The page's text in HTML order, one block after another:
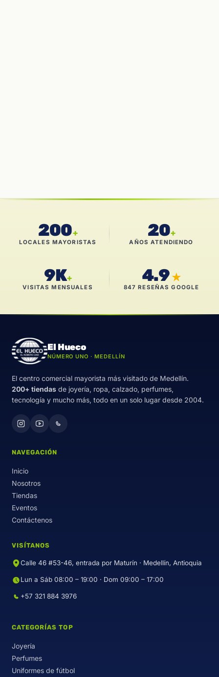
200+
LOCALES MAYORISTAS
20+
AÑOS ATENDIENDO
9K+
VISITAS MENSUALES
4.9 ★
847 RESEÑAS GOOGLE
El Hueco
NÚMERO UNO · MEDELLÍN
El centro comercial mayorista más visitado de Medellín.
200+ tiendas de joyería, ropa, calzado, perfumes,
tecnología y mucho más, todo en un solo lugar desde 2004.
NAVEGACIÓN
Inicio
Nosotros
Tiendas
Eventos
Contáctenos
VISÍTANOS
Calle 46 #53-46, entrada por Maturín · Medellín, Antioquia
Lun a Sáb 08:00 – 19:00 · Dom 09:00 – 17:00
+57 321 884 3976
CATEGORÍAS TOP
Joyería
Perfumes
Uniformes de fútbol